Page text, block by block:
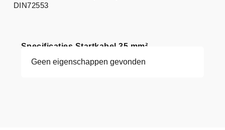
Specificaties Startkabel 35 mm²
Geen eigenschappen gevonden
DIN72553